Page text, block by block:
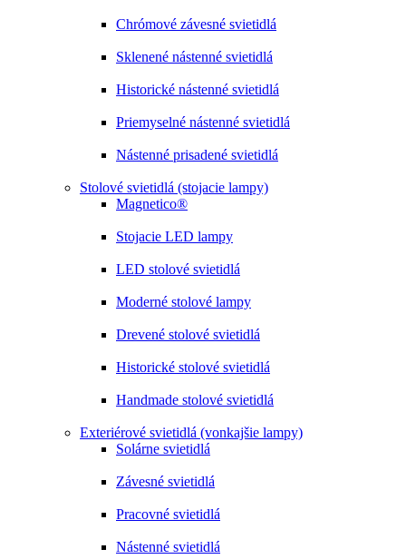
Chrómové závesné svietidlá
Sklenené nástenné svietidlá
Historické nástenné svietidlá
Priemyselné nástenné svietidlá
Nástenné prisadené svietidlá
Stolové svietidlá (stojacie lampy)
Magnetico®
Stojacie LED lampy
LED stolové svietidlá
Moderné stolové lampy
Drevené stolové svietidlá
Historické stolové svietidlá
Handmade stolové svietidlá
Exteriérové svietidlá (vonkajšie lampy)
Solárne svietidlá
Závesné svietidlá
Pracovné svietidlá
Nástenné svietidlá